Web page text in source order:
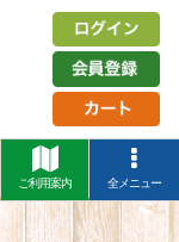
ご利用案内 全メニュー